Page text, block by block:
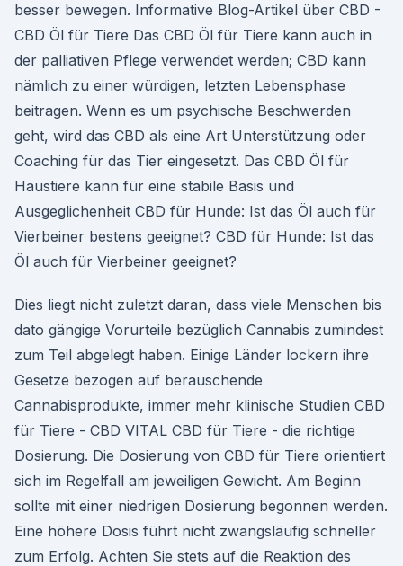
besser bewegen. Informative Blog-Artikel über CBD -
CBD Öl für Tiere Das CBD Öl für Tiere kann auch in
der palliativen Pflege verwendet werden; CBD kann
nämlich zu einer würdigen, letzten Lebensphase
beitragen. Wenn es um psychische Beschwerden
geht, wird das CBD als eine Art Unterstützung oder
Coaching für das Tier eingesetzt. Das CBD Öl für
Haustiere kann für eine stabile Basis und
Ausgeglichenheit CBD für Hunde: Ist das Öl auch für
Vierbeiner bestens geeignet? CBD für Hunde: Ist das
Öl auch für Vierbeiner geeignet?
Dies liegt nicht zuletzt daran, dass viele Menschen bis
dato gängige Vorurteile bezüglich Cannabis zumindest
zum Teil abgelegt haben. Einige Länder lockern ihre
Gesetze bezogen auf berauschende
Cannabisprodukte, immer mehr klinische Studien CBD
für Tiere - CBD VITAL CBD für Tiere - die richtige
Dosierung. Die Dosierung von CBD für Tiere orientiert
sich im Regelfall am jeweiligen Gewicht. Am Beginn
sollte mit einer niedrigen Dosierung begonnen werden.
Eine höhere Dosis führt nicht zwangsläufig schneller
zum Erfolg. Achten Sie stets auf die Reaktion des